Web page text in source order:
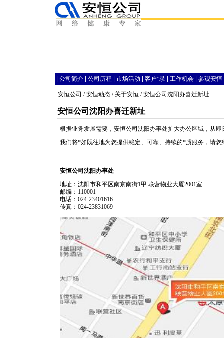
公司简介 公司历程 市场活动 客户*录 工作机会 参观安恒
安恒公司 /安恒动态 / 关于安恒 / 安恒公司沈阳办喜迁新址
安恒公司沈阳办喜迁新址
根据业务发展需要，安恒公司沈阳办事处扩大办公区域，从
我们将*如既往地为您提供稳定、可靠、持续的*质服务，请
安恒公司沈阳办事处
地址：沈阳市和平区南京南街1甲 联营物业大厦2001室
邮编：110001
电话：024-23401616
传真：024-23831069